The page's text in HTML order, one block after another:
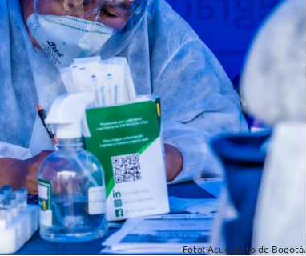
Foto: Acueducto de Bogotá.